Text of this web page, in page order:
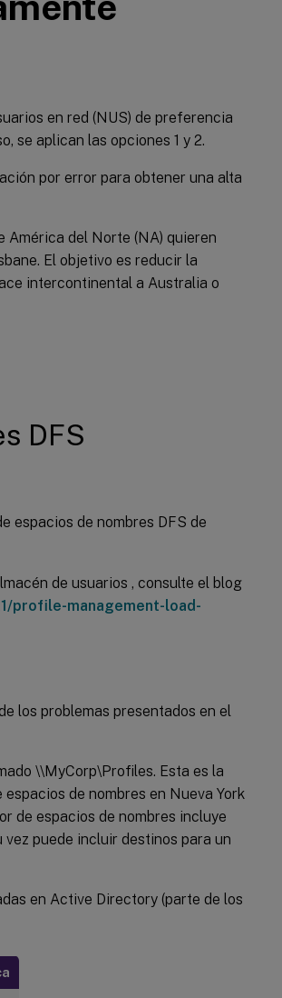
en red (NUS) de preferencia
se aplican las opciones 1 y 2.
por error para obtener una alta
América del Norte (NA) quieren
El objetivo es reducir la
intercontinental a Australia o
DFS
espacios de nombres DFS de
de usuarios , consulte el blog
profile-management-load-
los problemas presentados en el
\\MyCorp\Profiles. Esta es la
de nombres en Nueva York
de espacios de nombres incluye
puede incluir destinos para un
en Active Directory (parte de los